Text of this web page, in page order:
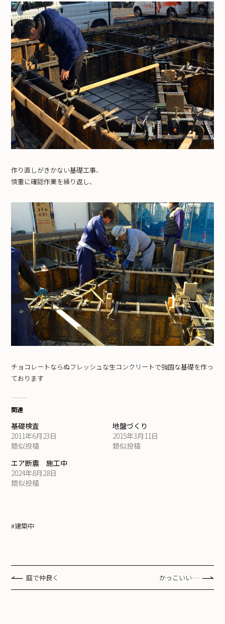
作り直しがきかない基礎工事、
慎重に確認作業を繰り返し、
チョコレートならぬフレッシュな生コンクリートで強固な基礎を作っ
ております
関連
基礎検査
2011年6月23日
類似投稿
地盤づくり
2015年3月11日
類似投稿
エア断震 施工中
2024年8月28日
類似投稿
#建築中
庭で仲良く かっこいい…